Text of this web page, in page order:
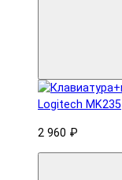
Logitech MK235
2 960 ₽